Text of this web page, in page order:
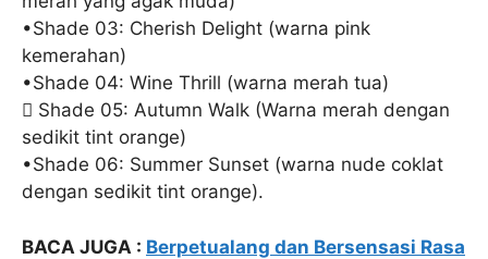
•Shade 03: Cherish Delight (warna pink
kemerahan)
•Shade 04: Wine Thrill (warna merah tua)
 Shade 05: Autumn Walk (Warna merah dengan
sedikit tint orange)
•Shade 06: Summer Sunset (warna nude coklat
dengan sedikit tint orange).
BACA JUGA : Berpetualang dan Bersensasi Rasa